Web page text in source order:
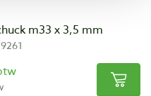
m33 x 3,5 mm